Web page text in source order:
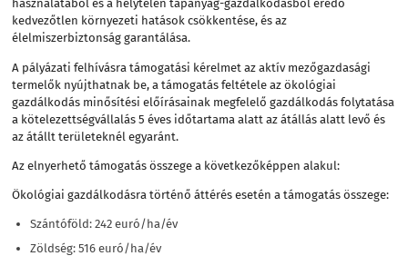
használatából és a helytelen tápanyag-gazdálkodásból eredő
kedvezőtlen környezeti hatások csökkentése, és az
élelmiszerbiztonság garantálása.
A pályázati felhívásra támogatási kérelmet az aktív mezőgazdasági
termelők nyújthatnak be, a támogatás feltétele az ökológiai
gazdálkodás minősítési előírásainak megfelelő gazdálkodás folytatása
a kötelezettségvállalás 5 éves időtartama alatt az átállás alatt levő és
az átállt területeknél egyaránt.
Az elnyerhető támogatás összege a következőképpen alakul:
Ökológiai gazdálkodásra történő áttérés esetén a támogatás összege:
Szántóföld: 242 euró/ha/év
Zöldség: 516 euró/ha/év